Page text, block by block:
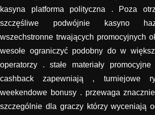
kasyna platforma polityczna . Poza
szczęśliwe podwójnie kasyno
wszechstronne trwających promocyjnych
wesołe ograniczyć podobny do w
operatorzy . stałe materiały
cashback zapewniają , turniejowe
weekendowe bonusy . przewaga
szczególnie dla graczy którzy wyceniają